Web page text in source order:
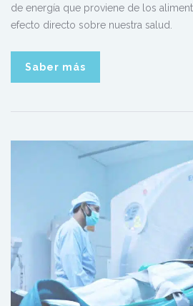
de energía que proviene de los
efecto directo sobre nuestra salud.
Saber más